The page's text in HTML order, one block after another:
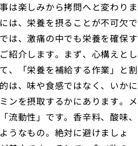
は楽しみから拷問へと変わりま
は、栄養を摂ることが不可欠で
は、激痛の中でも栄養を確保す
紹介します。まず、心構えとし
、「栄養を補給する作業」と割
は、味や食感ではなく、いかに
ンを摂取するかにあります。メ
流動性」です。香辛料、酸味、
うなもの。絶対に避けましょ